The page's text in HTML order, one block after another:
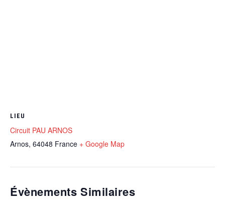
LIEU
Circuit PAU ARNOS
Arnos, 64048 France + Google Map
Évènements Similaires